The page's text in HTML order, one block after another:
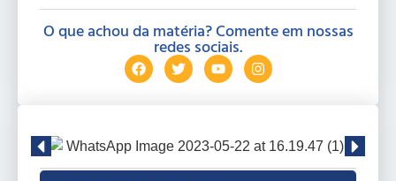
O que achou da matéria? Comente em nossas
redes sociais.